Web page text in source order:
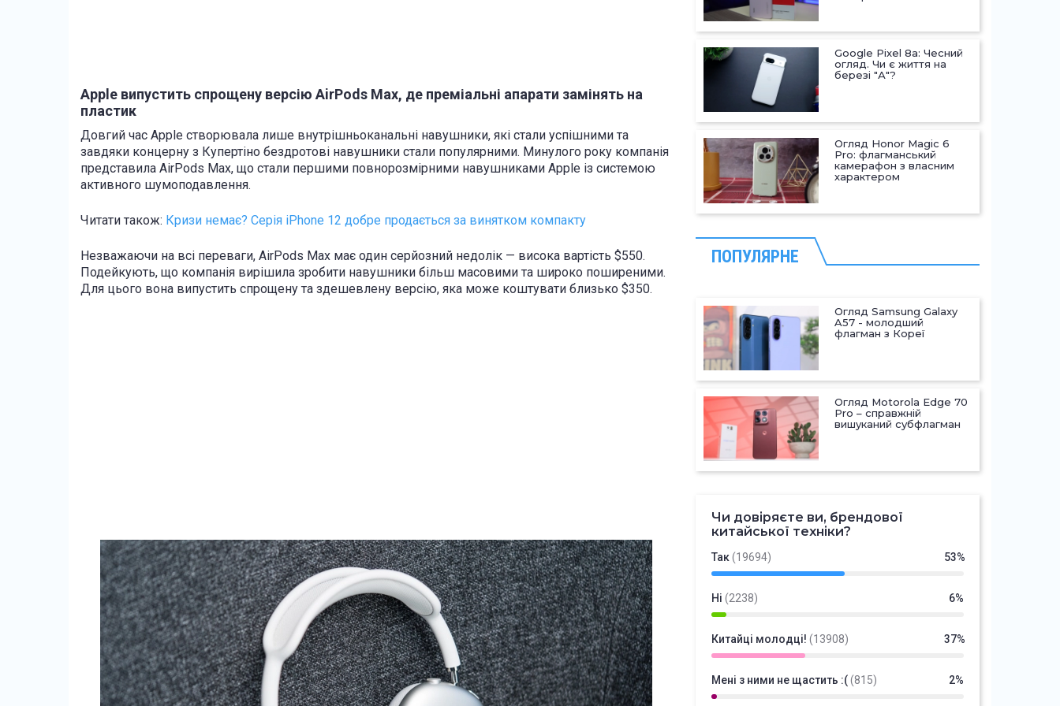
Apple випустить спрощену версію AirPods Max, де преміальні апарати замінять на
пластик
Довгий час Apple створювала лише внутрішньоканальні навушники, які стали успішними та
завдяки концерну з Купертіно бездротові навушники стали популярними. Минулого року компанія
представила AirPods Max, що стали першими повнорозмірними навушниками Apple із системою
активного шумоподавлення.
Читати також: Кризи немає? Серія iPhone 12 добре продається за винятком компакту
Незважаючи на всі переваги, AirPods Max має один серйозний недолік — висока вартість $550.
Подейкують, що компанія вирішила зробити навушники більш масовими та широко поширеними.
Для цього вона випустить спрощену та здешевлену версію, яка може коштувати близько $350.
Google Pixel 8a: Чесний
огляд. Чи є життя на
березі "А"?
Огляд Honor Magic 6
Pro: флагманський
камерафон з власним
характером
ПОПУЛЯРНЕ
Огляд Samsung Galaxy
A57 - молодший
флагман з Кореї
Огляд Motorola Edge 70
Pro – справжній
вишуканий субфлагман
Чи довіряєте ви, брендової
китайської техніки?
Так(19694) 53%
Ні (2238) 6%
Китайці молодці! (13908) 37%
Мені з ними не щастить :((815) 2%